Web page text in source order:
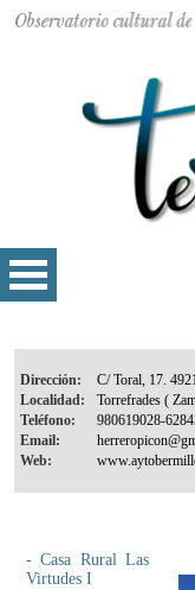
Dirección:
Localidad:
Teléfono:
Email:
Web:
-Casa Rural Las
Virtudes I